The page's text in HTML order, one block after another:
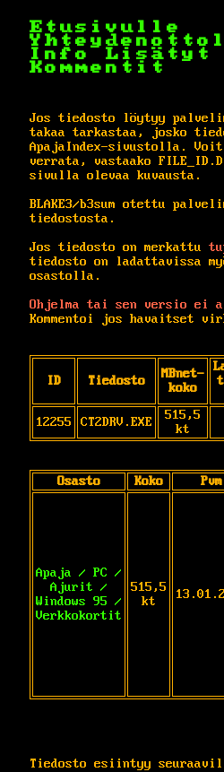
Etusivulle
Info
Lisätyt
Kommentit
Jos tiedosto löytyy
takaa tarkastaa, josko
ApajaIndex-sivustolla.
verrata, vastaako
sivulla olevaa kuvausta.
BLAKE3/b3sum otettu
tiedostosta.
Jos tiedosto on merkattu
tiedosto on ladattavissa
osastolla.
Ohjelma tai sen versio ei
Kommentoi jos havaitset
ID Tiedosto
MBnet-
koko
12255
CT2DRV.EXE
515,5
kt
Osasto Koko Pvm
Apaja / PC /
Ajurit /
Windows 95 /
Verkkokortit
515,5
kt
Tiedosto esiintyy